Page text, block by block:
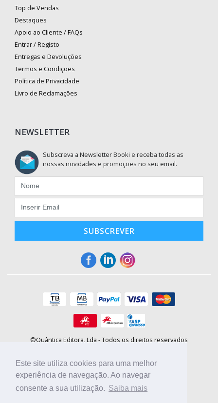
Este site utiliza cookies para uma melhor
experiência de navegação. Ao navegar
consente a sua utilização. Saiba mais
Top de Vendas
Destaques
Apoio ao Cliente / FAQs
Entrar / Registo
Entregas e Devoluções
Termos e Condições
Política de Privacidade
Livro de Reclamações
NEWSLETTER
Subscreva a Newsletter Booki e receba todas as
nossas novidades e promoções no seu email.
SUBSCREVER
©Quântica Editora, Lda - Todos os direitos reservados
E-mail: info@booki.pt
Tel.: +351 220 104 872(custo de chamada para a rede fixa